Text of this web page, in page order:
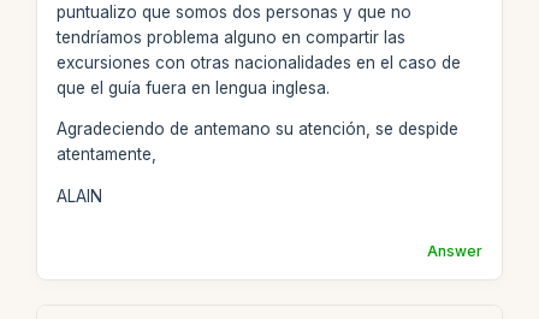
puntualizo que somos dos personas y que no
tendríamos problema alguno en compartir las
excursiones con otras nacionalidades en el caso de
que el guía fuera en lengua inglesa.
Agradeciendo de antemano su atención, se despide
atentamente,
ALAIN
Answer